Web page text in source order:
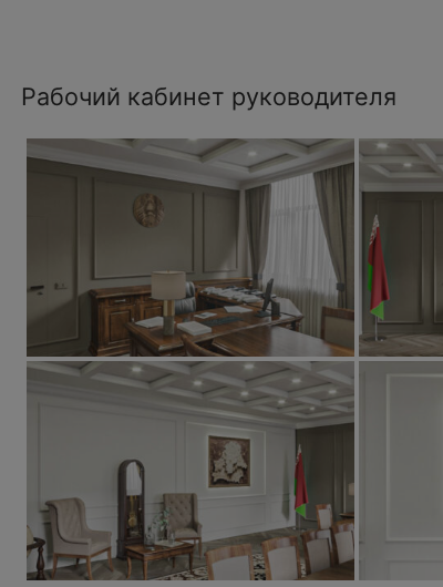
Рабочий кабинет руководителя